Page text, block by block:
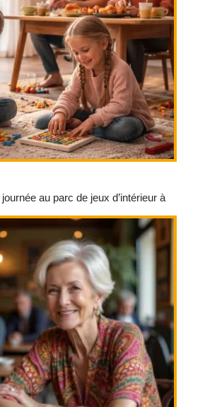
au parc de jeux d’intérieur à